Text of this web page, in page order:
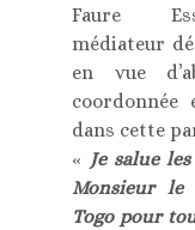
Faure
médiateur
en vue
dans cette
« Je salue
Monsieur le
Togo pour